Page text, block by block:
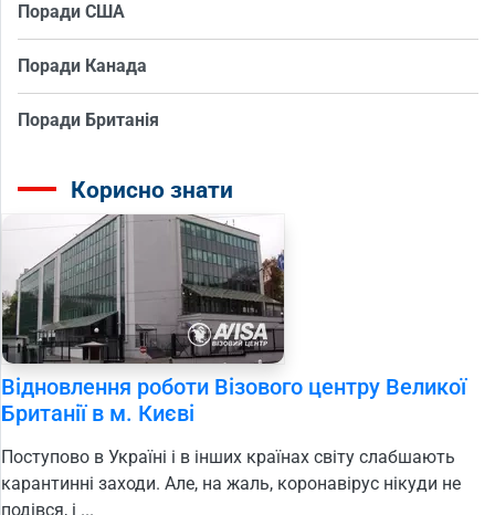
Поради США
Поради Канада
Поради Британія
Корисно знати
Відновлення роботи Візового центру Великої
Британії в м. Києві
Поступово в Україні і в інших країнах світу слабшають
карантинні заходи. Але, на жаль, коронавірус нікуди не
подівся, і ...